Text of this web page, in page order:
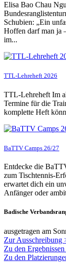
Elisa Bao Chau
Schubien: „Ein
Hoffen darf man ja
im...
TTL-Lehreheft 2026
TTL-Lehreheft Im
Termine für die
komplette Heft
BaTTV Camps 26/27
Entdecke die
zum Tischtennis-
erwartet dich ein
Anfänger oder
Badische
ausgetragen am
Zur Ausschreibung
Zu den
Zu den